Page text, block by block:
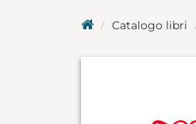
Catalogo libri